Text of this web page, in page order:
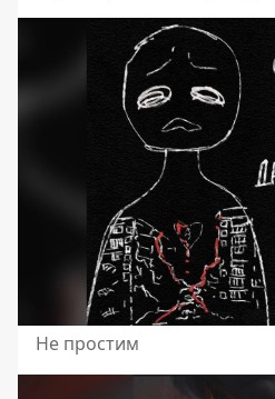
Не простим